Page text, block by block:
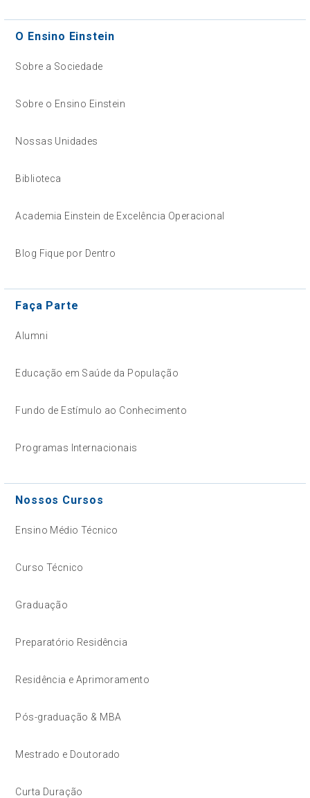
O Ensino Einstein
Sobre a Sociedade
Sobre o Ensino Einstein
Nossas Unidades
Biblioteca
Academia Einstein de Excelência Operacional
Blog Fique por Dentro
Faça Parte
Alumni
Educação em Saúde da População
Fundo de Estímulo ao Conhecimento
Programas Internacionais
Nossos Cursos
Ensino Médio Técnico
Curso Técnico
Graduação
Preparatório Residência
Residência e Aprimoramento
Pós-graduação & MBA
Mestrado e Doutorado
Curta Duração